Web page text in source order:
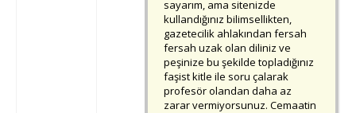
sayarım, ama sitenizde
kullandığınız bilimsellikten,
gazetecilik ahlakından fersah
fersah uzak olan diliniz ve
peşinize bu şekilde topladığınız
faşist kitle ile soru çalarak
profesör olandan daha az
zarar vermiyorsunuz. Cemaatin